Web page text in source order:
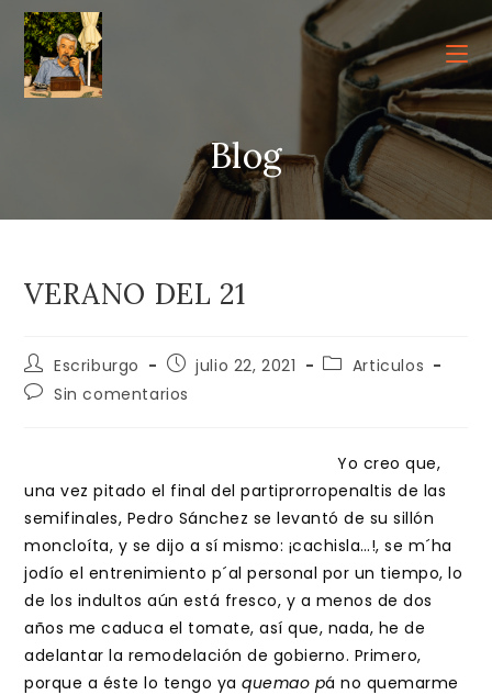
contenido
Blog
VERANO DEL 21
Autor
de
la
Escriburgo
Publicación
de
la
julio 22, 2021
Categoría
Articulos
Comentarios
Sin comentarios
Yo creo que,
una vez pitado el final del partiprorropenaltis de las
semifinales, Pedro Sánchez se levantó de su sillón
moncloíta, y se dijo a sí mismo: ¡cachisla…!, se m´ha
jodío el entrenimiento p´al personal por un tiempo, lo
de los indultos aún está fresco, y a menos de dos
años me caduca el tomate, así que, nada, he de
adelantar la remodelación de gobierno. Primero,
porque a éste lo tengo yaquemao pá no quemarme